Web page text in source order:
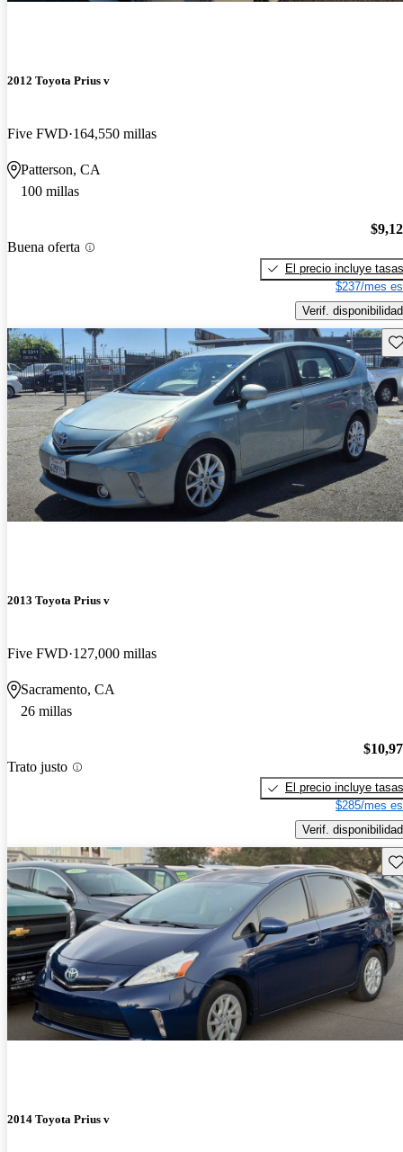
2012 Toyota Prius v
Five FWD 164,550 millas
Patterson, CA
100 millas
Buena oferta
El precio incluye tasas
$237/mes
Verif. disponibilidad
2013 Toyota Prius v
Five FWD 127,000 millas
Sacramento, CA
26 millas
Trato justo
El precio incluye tasas
$285/mes
Verif. disponibilidad
2014 Toyota Prius v